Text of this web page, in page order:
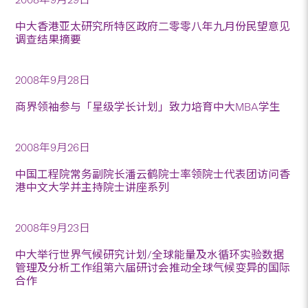
中大香港亚太研究所特区政府二零零八年九月份民望意见
调查结果摘要
2008年9月28日
商界领袖参与「星级学长计划」致力培育中大MBA学生
2008年9月26日
中国工程院常务副院长潘云鹤院士率领院士代表团访问香
港中文大学并主持院士讲座系列
2008年9月23日
中大举行世界气候研究计划/全球能量及水循环实验数据
管理及分析工作组第六届研讨会推动全球气候变异的国际
合作